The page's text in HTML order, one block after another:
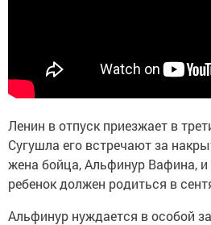
Ленин в отпуск приезжает в
Сугушла его встречают за
жена бойца, Альфинур Вафина, и
ребенок должен родиться в
Альфинур нуждается в особой